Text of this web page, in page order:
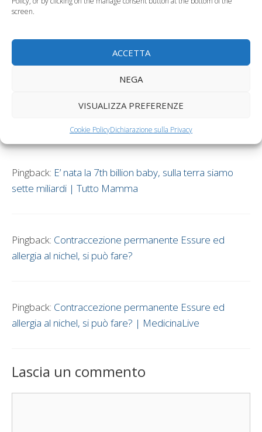
screen.
ACCETTA
NEGA
VISUALIZZA PREFERENZE
Cookie PolicyDichiarazione sulla Privacy
I figli allungano la vita…di papà!
3 commenti su “Essure,
nuovo metodo
anticoncezionale definitivo e
privo di ormoni”
Pingback: E’ nata la 7th billion baby, sulla terra siamo
sette miliardi | Tutto Mamma
Pingback: Contraccezione permanente Essure ed
allergia al nichel, si può fare?
Pingback: Contraccezione permanente Essure ed
allergia al nichel, si può fare? | MedicinaLive
Lascia un commento